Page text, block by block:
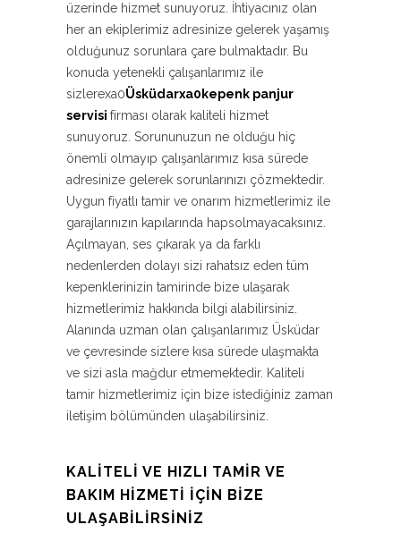
üzerinde hizmet sunuyoruz. İhtiyacınız olan
her an ekiplerimiz adresinize gelerek yaşamış
olduğunuz sorunlara çare bulmaktadır. Bu
konuda yetenekli çalışanlarımız ile
sizlerexa0Üsküdarxa0kepenk panjur
servisi firması olarak kaliteli hizmet
sunuyoruz. Sorununuzun ne olduğu hiç
önemli olmayıp çalışanlarımız kısa sürede
adresinize gelerek sorunlarınızı çözmektedir.
Uygun fiyatlı tamir ve onarım hizmetlerimiz ile
garajlarınızın kapılarında hapsolmayacaksınız.
Açılmayan, ses çıkarak ya da farklı
nedenlerden dolayı sizi rahatsız eden tüm
kepenklerinizin tamirinde bize ulaşarak
hizmetlerimiz hakkında bilgi alabilirsiniz.
Alanında uzman olan çalışanlarımız Üsküdar
ve çevresinde sizlere kısa sürede ulaşmakta
ve sizi asla mağdur etmemektedir. Kaliteli
tamir hizmetlerimiz için bize istediğiniz zaman
iletişim bölümünden ulaşabilirsiniz.
KALITELI VE HIZLI TAMIR VE
BAKIM HIZMETI İÇIN BIZE
ULAŞABILIRSINIZ